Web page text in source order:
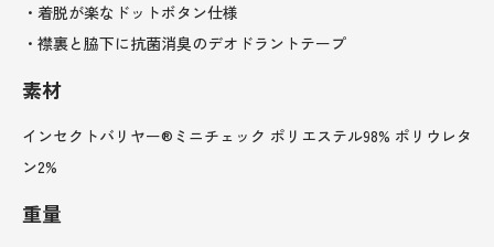
・着脱が楽なドットボタン仕様
・襟裏と脇下に抗菌消臭のデオドラントテープ
素材
インセクトバリヤー®ミニチェック ポリエステル98% ポリウレタ
ン2%
重量